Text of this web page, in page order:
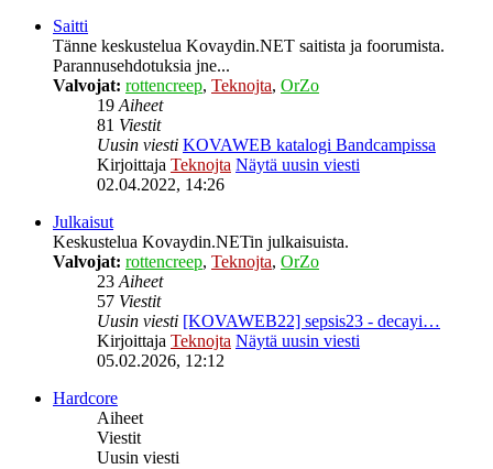
Saitti
Tänne keskustelua Kovaydin.NET saitista ja foorumista.
Parannusehdotuksia jne...
Valvojat: rottencreep, Teknojta, OrZo
19Aiheet
81 Viestit
Uusin viesti KOVAWEB katalogi Bandcampissa
Kirjoittaja Teknojta Näytä uusin viesti
02.04.2022, 14:26
Julkaisut
Keskustelua Kovaydin.NETin julkaisuista.
Valvojat: rottencreep, Teknojta, OrZo
23Aiheet
57 Viestit
Uusin viesti [KOVAWEB22] sepsis23 - decayi…
Kirjoittaja Teknojta Näytä uusin viesti
05.02.2026, 12:12
Hardcore
Aiheet
Viestit
Uusin viesti